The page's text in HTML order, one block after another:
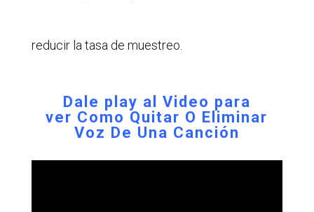
reducir la tasa de muestreo.
Dale play al Video para
ver Como Quitar O Eliminar
Voz De Una Canción